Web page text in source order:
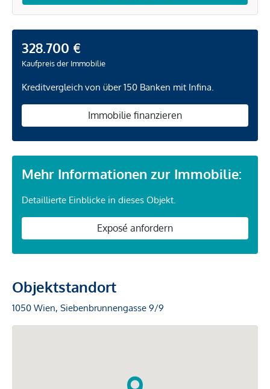
328.700 €
Kaufpreis der Immobilie
Kreditvergleich von über 150 Banken mit Infina.
Immobilie finanzieren
Mehr Informationen zur Immobilie:
Detaillierte Einblicke in dieses Objekt.
Exposé anfordern
Objektstandort
1050 Wien, Siebenbrunnengasse 9/9